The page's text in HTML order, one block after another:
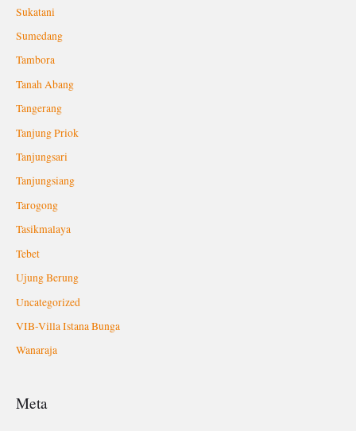
Sukatani
Sumedang
Tambora
Tanah Abang
Tangerang
Tanjung Priok
Tanjungsari
Tanjungsiang
Tarogong
Tasikmalaya
Tebet
Ujung Berung
Uncategorized
VIB-Villa Istana Bunga
Wanaraja
Meta